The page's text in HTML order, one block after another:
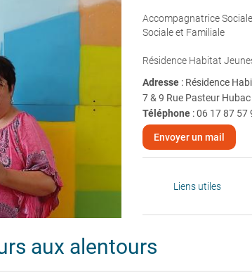
Accompagnatrice
Sociale et Familiale
Résidence Habitat
Adresse : Résidence
7 & 9 Rue Pasteur Hubac
Téléphone:06 17 87 57
Envoyer un mail
Liens utiles
aux alentours